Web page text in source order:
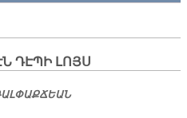
ԴԷՊԻ ԼՈՅՍ